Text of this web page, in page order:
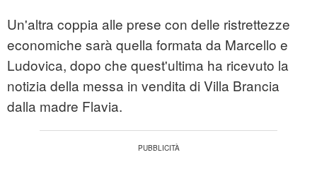
Un'altra coppia alle prese con delle ristrettezze
economiche sarà quella formata da Marcello e
Ludovica, dopo che quest'ultima ha ricevuto la
notizia della messa in vendita di Villa Brancia
dalla madre Flavia.